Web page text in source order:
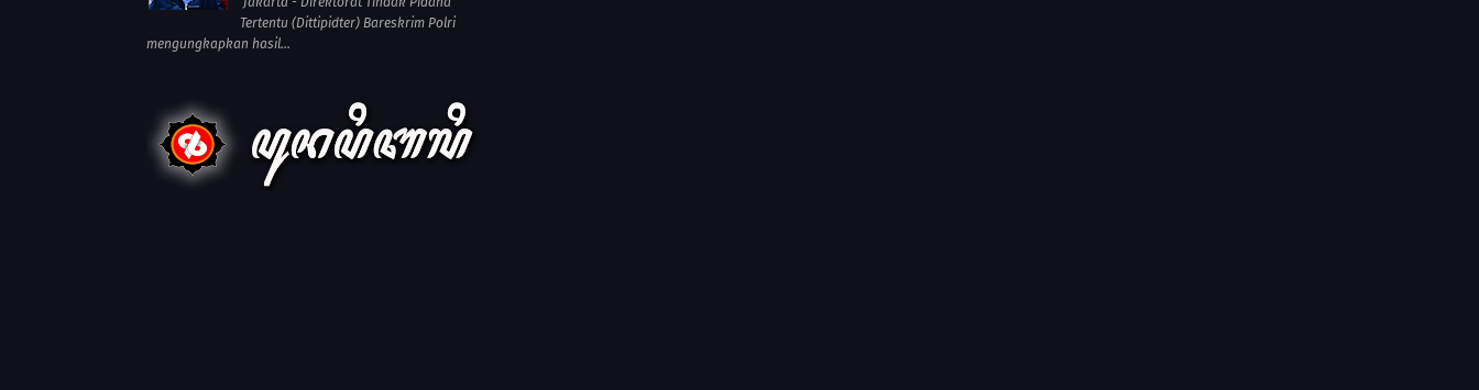
Tertentu (Dittipidter) Bareskrim Polri
mengungkapkan hasil...